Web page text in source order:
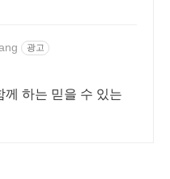
광고
께 하는 믿을 수 있는